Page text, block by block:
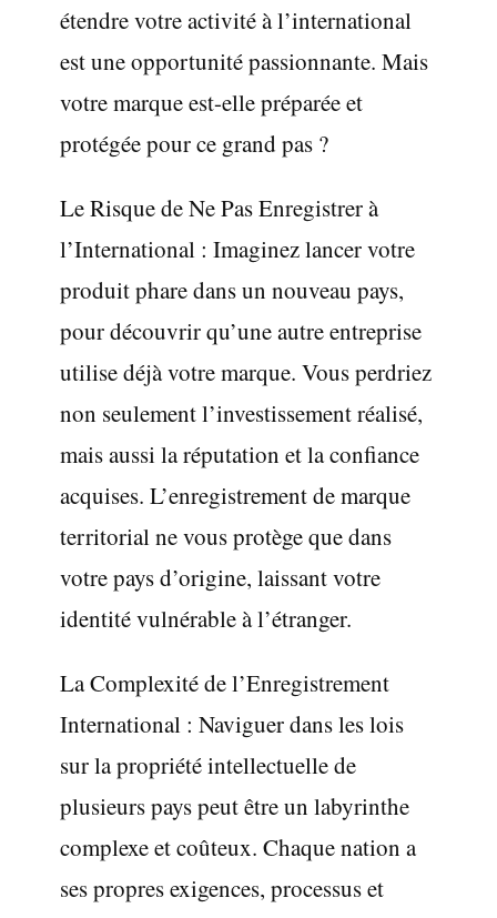
étendre votre activité à l’international
est une opportunité passionnante. Mais
votre marque est-elle préparée et
protégée pour ce grand pas ?
Le Risque de Ne Pas Enregistrer à
l’International : Imaginez lancer votre
produit phare dans un nouveau pays,
pour découvrir qu’une autre entreprise
utilise déjà votre marque. Vous perdriez
non seulement l’investissement réalisé,
mais aussi la réputation et la confiance
acquises. L’enregistrement de marque
territorial ne vous protège que dans
votre pays d’origine, laissant votre
identité vulnérable à l’étranger.
La Complexité de l’Enregistrement
International : Naviguer dans les lois
sur la propriété intellectuelle de
plusieurs pays peut être un labyrinthe
complexe et coûteux. Chaque nation a
ses propres exigences, processus et